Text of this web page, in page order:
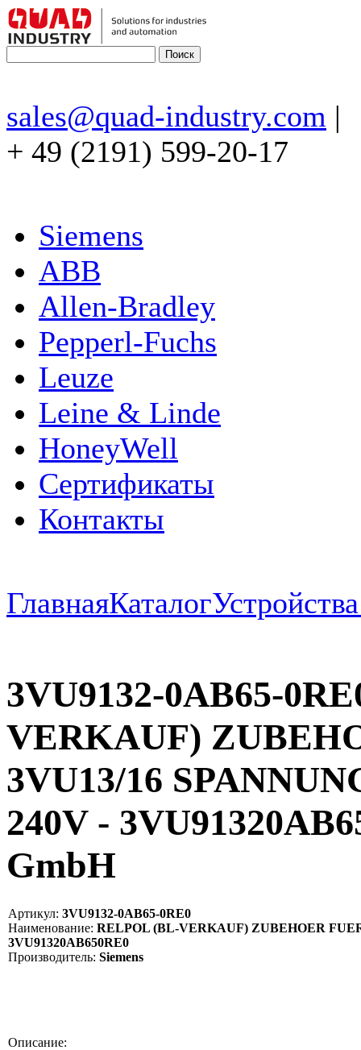
sales@quad-industry.com |
+ 49 (2191) 599-20-17
Siemens
ABB
Allen-Bradley
Pepperl-Fuchs
Leuze
Leine & Linde
HoneyWell
Сертификаты
Контакты
ГлавнаяКаталог
3VU9132-0AB65-
VERKAUF)
3VU13/16
240V -
GmbH
Артикул: 3VU9132-0AB65-0RE0
Наименование: RELPOL (BL-VERKAUF) ZUBEHOER
3VU91320AB650RE0
Производитель: Siemens
Описание: